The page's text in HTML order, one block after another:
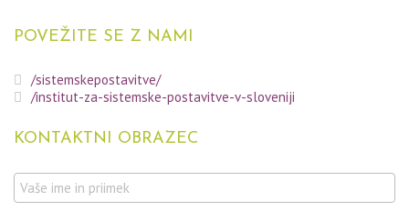
POVEŽITE SE Z NAMI
/sistemskepostavitve/
/institut-za-sistemske-postavitve-v-sloveniji
KONTAKTNI OBRAZEC